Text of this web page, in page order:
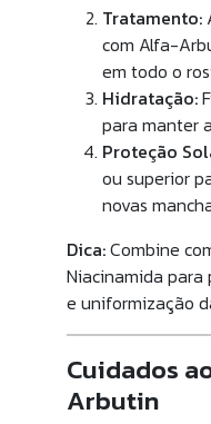
Tratamento:
com Alfa-
em todo o
Hidratação:
para manter
Proteção
ou superior
novas
Dica:Combine
Niacinamida
e uniformização
Cuidados
Arbutin